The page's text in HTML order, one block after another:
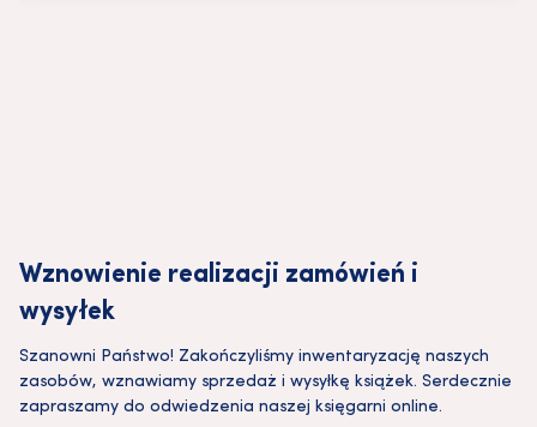
Wznowienie realizacji zamówień i
wysyłek
Szanowni Państwo! Zakończyliśmy inwentaryzację naszych
zasobów, wznawiamy sprzedaż i wysyłkę książek. Serdecznie
zapraszamy do odwiedzenia naszej księgarni online.